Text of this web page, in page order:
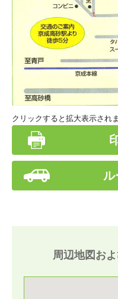
クリックすると拡大表示されま
ル
周辺地図お